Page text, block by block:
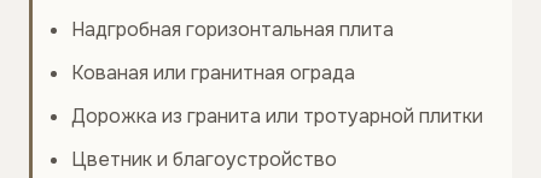
Надгробная горизонтальная плита
Кованая или гранитная ограда
Дорожка из гранита или тротуарной плитки
Цветник и благоустройство